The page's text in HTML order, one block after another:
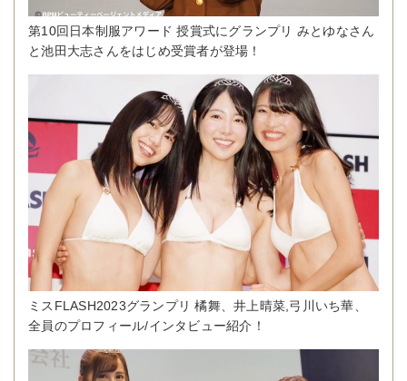
第10回日本制服アワード 授賞式にグランプリ みとゆなさん
と池田大志さんをはじめ受賞者が登場！
ミスFLASH2023グランプリ 橘舞、井上晴菜,弓川いち華、
全員のプロフィール/インタビュー紹介！